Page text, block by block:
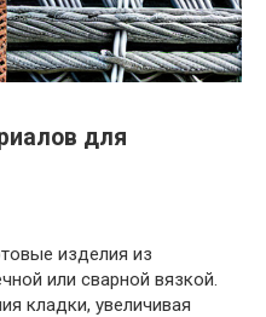
для
изделия из
или сварной вязкой.
кладки, увеличивая